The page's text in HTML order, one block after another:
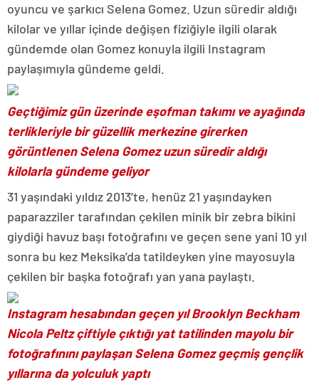
oyuncu ve şarkıcı Selena Gomez. Uzun süredir aldığı
kilolar ve yıllar içinde değişen fiziğiyle ilgili olarak
gündemde olan Gomez konuyla ilgili Instagram
paylaşımıyla gündeme geldi.
Geçtiğimiz gün üzerinde eşofman takımı ve ayağında
terlikleriyle bir güzellik merkezine girerken
görüntlenen Selena Gomez uzun süredir aldığı
kilolarla gündeme geliyor
31 yaşındaki yıldız 2013’te, henüz 21 yaşındayken
paparazziler tarafından çekilen minik bir zebra bikini
giydiği havuz başı fotoğrafını ve geçen sene yani 10 yıl
sonra bu kez Meksika’da tatildeyken yine mayosuyla
çekilen bir başka fotoğrafı yan yana paylaştı.
Instagram hesabından geçen yıl Brooklyn Beckham
Nicola Peltz çiftiyle çıktığı yat tatilinden mayolu bir
fotoğrafınını paylaşan Selena Gomez geçmiş gençlik
yıllarına da yolculuk yaptı